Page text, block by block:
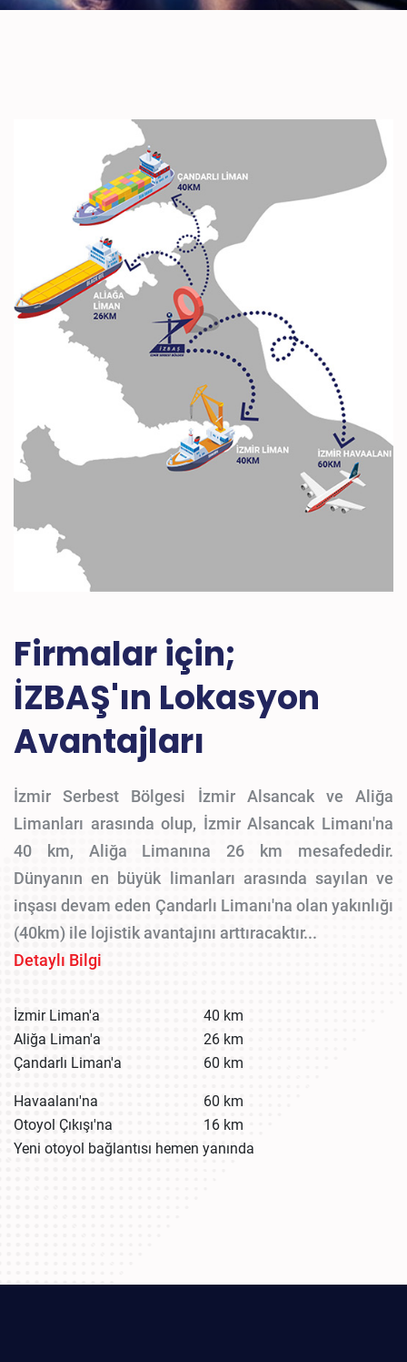
Firmalar için;
İZBAŞ'ın Lokasyon
Avantajları
İzmir Serbest Bölgesi İzmir Alsancak ve Aliğa
Limanları arasında olup, İzmir Alsancak Limanı'na
40 km, Aliğa Limanına 26 km mesafededir.
Dünyanın en büyük limanları arasında sayılan ve
inşası devam eden Çandarlı Limanı'na olan yakınlığı
(40km) ile lojistik avantajını arttıracaktır...
Detaylı Bilgi
İzmir Liman'a
40 km
Aliğa Liman'a
26 km
Çandarlı Liman'a
60 km
Havaalanı'na
60 km
Otoyol Çıkışı'na
16 km
Yeni otoyol bağlantısı hemen yanında